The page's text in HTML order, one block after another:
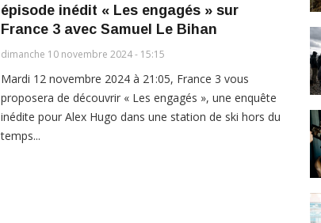
épisode inédit « Les engagés » sur
France 3 avec Samuel Le Bihan
dimanche 10 novembre 2024 - 15:15
Mardi 12 novembre 2024 à 21:05, France 3 vous
proposera de découvrir « Les engagés », une enquête
inédite pour Alex Hugo dans une station de ski hors du
temps...